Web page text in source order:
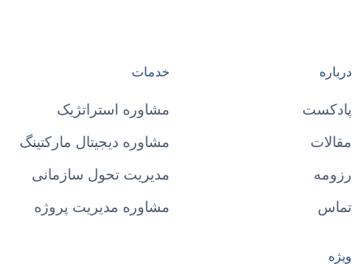
درباره
پادکست
مقالات
رزومه
تماس
خدمات
مشاوره استراتژیک
مشاوره دیجیتال مارکتینگ
مدیریت تحول سازمانی
مشاوره مدیریت پروژه
ویژه